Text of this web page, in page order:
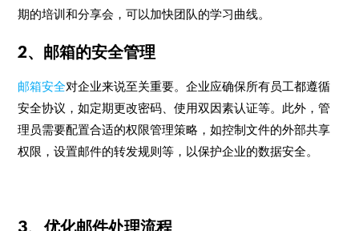
期的培训和分享会，可以加快团队的学习曲线。
2、邮箱的安全管理
邮箱安全对企业来说至关重要。企业应确保所有员工都遵循
安全协议，如定期更改密码、使用双因素认证等。此外，管
理员需要配置合适的权限管理策略，如控制文件的外部共享
权限，设置邮件的转发规则等，以保护企业的数据安全。
3、优化邮件处理流程